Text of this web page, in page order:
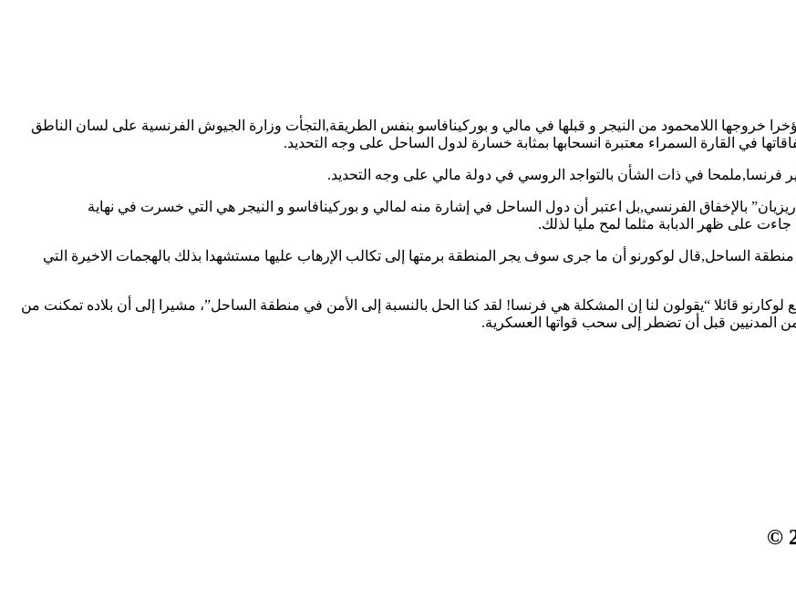
اللامحمود من النيجر و قبلها في مالي و بوركينافاسو بنفس الطريقة,التجأت وزارة الجيوش الفرنسية على لسان الناطق
في القارة السمراء معتبرة انسحابها بمثابة خسارة لدول الساحل على وجه التحديد.
فرنسا,ملمحا في ذات الشأن بالتواجد الروسي في دولة مالي على وجه التحديد.
بالإخفاق الفرنسي,بل اعتبر أن دول الساحل في إشارة منه لمالي و بوركينافاسو و النيجر هي التي خسرت في نهاية
على ظهر الدبابة مثلما لمح مليا لذلك.
الساحل,قال لوكورنو أن ما جرى سوف يجر المنطقة برمتها إلى تكالب الإرهاب عليها مستشهدا بذلك بالهجمات الاخيرة التي
قائلا “يقولون لنا إن المشكلة هي فرنسا! لقد كنا الحل بالنسبة إلى الأمن في منطقة الساحل”، مشيرا إلى أن بلاده تمكنت من
من المدنيين قبل أن تضطر إلى سحب قواتها العسكرية.